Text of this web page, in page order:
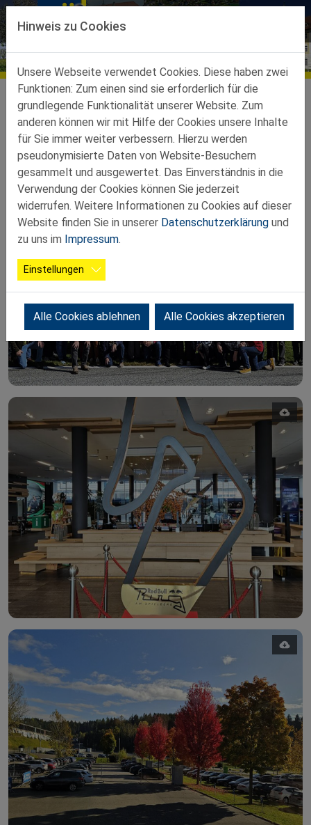
Direkt zur Hauptnavigation springen
Direkt zum Inhalt springen
Bildergalerien
Ortsgruppen
Ortsgruppen-Teilbez-St-Peter-Au Seitenstetten Galerie
2025 10 14 Spielberg Zeltweg
Hinweis zu Cookies
Unsere Webseite verwendet Cookies. Diese haben zwei
Funktionen: Zum einen sind sie erforderlich für die
grundlegende Funktionalität unserer Website. Zum
anderen können wir mit Hilfe der Cookies unsere Inhalte
für Sie immer weiter verbessern. Hierzu werden
pseudonymisierte Daten von Website-Besuchern
gesammelt und ausgewertet. Das Einverständnis in die
Verwendung der Cookies können Sie jederzeit
widerrufen. Weitere Informationen zu Cookies auf dieser
Website finden Sie in unserer Datenschutzerklärung und
zu uns im Impressum.
Einstellungen
Alle Cookies ablehnen Alle Cookies akzeptieren